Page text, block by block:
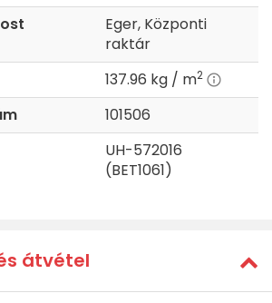
Eger, Központi
raktár
137.96 kg / m2
101506
UH-572016
(BET1061)
átvétel